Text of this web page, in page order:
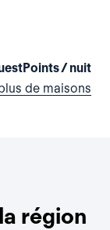
/ nuit
de maisons
région